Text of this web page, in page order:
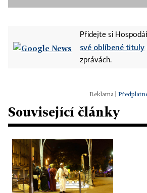
Přidejte si
své oblíbené tituly
zprávách.
Související články